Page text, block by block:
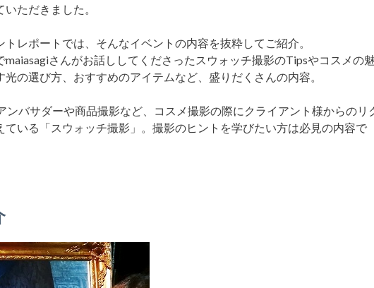
ただきました。
トレポートでは、そんなイベントの内容を抜粋してご紹介。
maiasagiさんがお話ししてくださったスウォッチ撮影のTipsやコスメの
光の選び方、おすすめのアイテムなど、盛りだくさんの内容。
ンバサダーや商品撮影など、コスメ撮影の際にクライアント様からのリ
ている「スウォッチ撮影」。撮影のヒントを学びたい方は必見の内容で